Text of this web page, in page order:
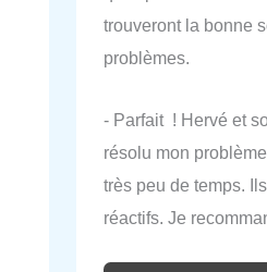
trouveront la bonne
problèmes.
- Parfait ! Hervé et
résolu mon
très peu de temps.
réactifs. Je